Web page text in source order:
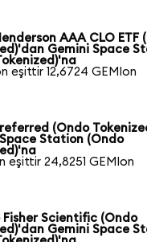
AAA CLO ETF
Gemini Space
eşittir 12,6724 GEMIon
(Ondo
Station (Ondo
eşittir 24,8251 GEMIon
Fisher Scientific (Ondo
Gemini Space